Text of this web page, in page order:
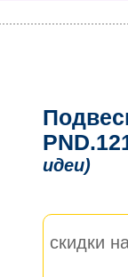
идеи)
скидки